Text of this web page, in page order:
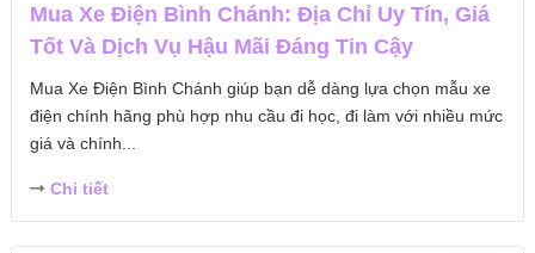
Mua Xe Điện Bình Chánh: Địa Chỉ Uy Tín, Giá
Tốt Và Dịch Vụ Hậu Mãi Đáng Tin Cậy
Mua Xe Điện Bình Chánh giúp bạn dễ dàng lựa chọn mẫu xe
điện chính hãng phù hợp nhu cầu đi học, đi làm với nhiều mức
giá và chính...
Chi tiết